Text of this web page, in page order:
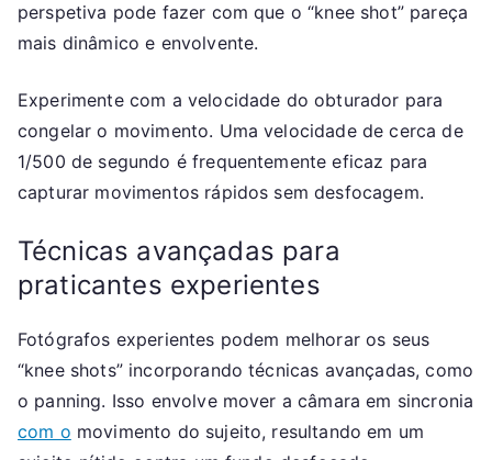
perspetiva pode fazer com que o “knee shot” pareça
mais dinâmico e envolvente.
Experimente com a velocidade do obturador para
congelar o movimento. Uma velocidade de cerca de
1/500 de segundo é frequentemente eficaz para
capturar movimentos rápidos sem desfocagem.
Técnicas avançadas para
praticantes experientes
Fotógrafos experientes podem melhorar os seus
“knee shots” incorporando técnicas avançadas, como
o panning. Isso envolve mover a câmara em sincronia
com o movimento do sujeito, resultando em um